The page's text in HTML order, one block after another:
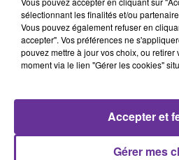
Radio Orient
Likaats (ARABE)
sélectionnant les finalités et/ou
Vous pouvez également refuser en
accepter". Vos préférences ne
pouvez mettre à jour vos choix, ou retirer
moment via le lien "Gérer les cookies"
Gérer mes
Accepter et